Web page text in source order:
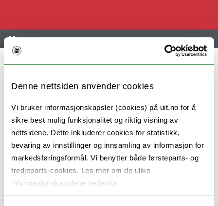
Denne nettsiden anvender cookies
Vi bruker informasjonskapsler (cookies) på uit.no for å
sikre best mulig funksjonalitet og riktig visning av
nettsidene. Dette inkluderer cookies for statistikk,
bevaring av innstillinger og innsamling av informasjon for
markedsføringsformål. Vi benytter både førsteparts- og
tredjeparts-cookies. Les mer om de ulike
informasjonskapslene nedenfor.
Meny
Innovative Veiledningsteam (INVEI) -
kort om prosjektet
Prosjektet har som mål å styrketrygghet, tillit
ogtransparensi anvendelsen av generativ
kunstig intelligens i masteroppgavens
skriveprosess.